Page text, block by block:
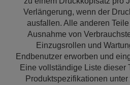
Verlängerung, wenn der
ausfallen. Alle anderen
Ausnahme von
Einzugsrollen und
Endbenutzer erworben und
Eine vollständige Liste dieser
Produktspezifikationen